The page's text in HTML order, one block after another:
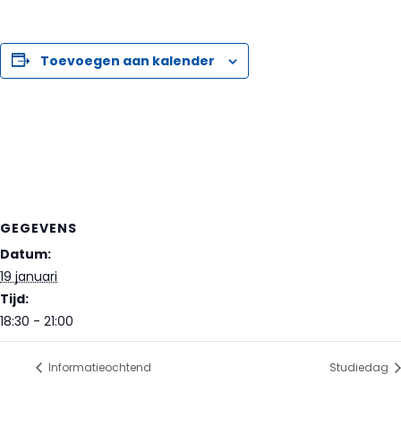
Toevoegen aan kalender
GEGEVENS
Datum:
19 januari
Tijd:
18:30 - 21:00
Informatieochtend Studiedag